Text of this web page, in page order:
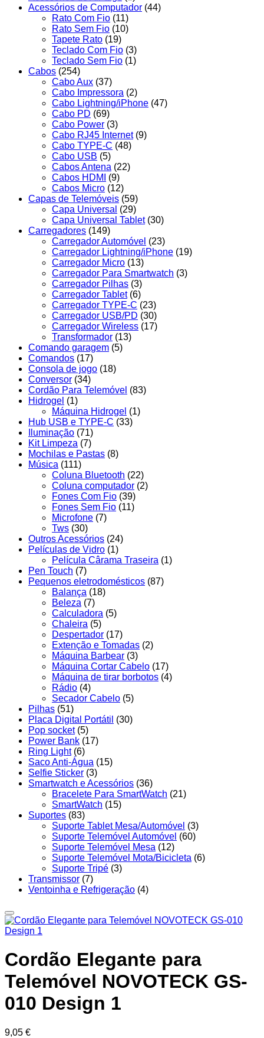
Acessórios de Computador (44)
Rato Com Fio (11)
Rato Sem Fio (10)
Tapete Rato (19)
Teclado Com Fio (3)
Teclado Sem Fio (1)
Cabos (254)
Cabo Aux (37)
Cabo Impressora (2)
Cabo Lightning/iPhone (47)
Cabo PD (69)
Cabo Power (3)
Cabo RJ45 Internet (9)
Cabo TYPE-C (48)
Cabo USB (5)
Cabos Antena (22)
Cabos HDMI
(9)
Cabos Micro (12)
Capas de Telemóveis (59)
Capa Universal (29)
Capa Universal Tablet (30)
Carregadores (149)
Carregador Automóvel (23)
Carregador Lightning/iPhone (19)
Carregador Micro (13)
Carregador Para Smartwatch (3)
Carregador Pilhas (3)
Carregador Tablet (6)
Carregador TYPE-C (23)
Carregador USB/PD (30)
Carregador Wireless (17)
Transformador (13)
Comando garagem (5)
Comandos (17)
Consola de jogo (18)
Conversor (34)
Cordão Para Telemóvel (83)
Hidrogel (1)
Máquina Hidrogel (1)
Hub USB e TYPE-C (33)
Iluminação (71)
Kit Limpeza (7)
Mochilas e Pastas (8)
Música (111)
Coluna Bluetooth (22)
Coluna computador (2)
Fones Com Fio (39)
Fones Sem Fio (11)
Microfone (7)
Tws (30)
Outros Acessórios (24)
Películas de Vidro (1)
Película Cârama Traseira (1)
Pen Touch (7)
Pequenos eletrodomésticos (87)
Balança (18)
Beleza (7)
Calculadora (5)
Chaleira (5)
Despertador (17)
Extenção e Tomadas (2)
Máquina Barbear (3)
Máquina Cortar Cabelo (17)
Máquina de tirar borbotos (4)
Rádio (4)
Secador Cabelo (5)
Pilhas (51)
Placa Digital Portátil (30)
Pop socket (5)
Power Bank (17)
Ring Light (6)
Saco Anti-Água (15)
Selfie Sticker (3)
Smartwatch e Acessórios (36)
Bracelete Para SmartWatch (21)
SmartWatch (15)
Suportes (83)
Suporte Tablet Mesa/Automóvel (3)
Suporte Telemóvel Automóvel (60)
Suporte Telemóvel Mesa (12)
Suporte Telemóvel Mota/Bicicleta (6)
Suporte Tripé (3)
Transmissor (7)
Ventoinha e Refrigeração (4)
Cordão Elegante para
Telemóvel NOVOTECK GS-
010 Design 1
9,05 €